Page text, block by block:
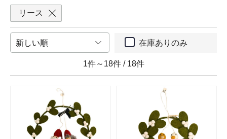
リース
在庫ありのみ
1件～18件 / 18件